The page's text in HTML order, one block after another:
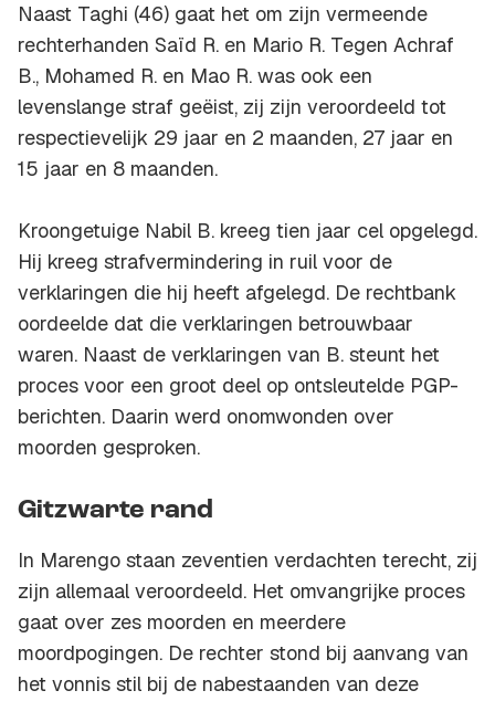
Naast Taghi (46) gaat het om zijn vermeende
rechterhanden Saïd R. en Mario R. Tegen Achraf
B., Mohamed R. en Mao R. was ook een
levenslange straf geëist, zij zijn veroordeeld tot
respectievelijk 29 jaar en 2 maanden, 27 jaar en
15 jaar en 8 maanden.
Kroongetuige Nabil B. kreeg tien jaar cel opgelegd.
Hij kreeg strafvermindering in ruil voor de
verklaringen die hij heeft afgelegd. De rechtbank
oordeelde dat die verklaringen betrouwbaar
waren. Naast de verklaringen van B. steunt het
proces voor een groot deel op ontsleutelde PGP-
berichten. Daarin werd onomwonden over
moorden gesproken.
Gitzwarte rand
In Marengo staan zeventien verdachten terecht, zij
zijn allemaal veroordeeld. Het omvangrijke proces
gaat over zes moorden en meerdere
moordpogingen. De rechter stond bij aanvang van
het vonnis stil bij de nabestaanden van deze